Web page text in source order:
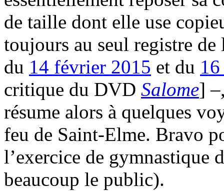
de taille dont elle use
toujours au seul registre
du 14 février 2015 et du
critique du DVD Salome]
résume alors à quelques
feu de Saint-Elme. Bravo
l’exercice de gymnastique
beaucoup le public).